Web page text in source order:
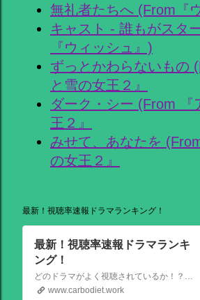
無礼者たちへ (From『
キャスト - 誰もがスタ
『ウィッシュ』)
ずっとかわらないもの
と雪の女王２』
ダーク・シー (From 『
王２』
みせて、あなたを
の女王２』
最新！視聴率速報ドラマランキング！
最新！視聴率速報ドラマランキ
ング！
どのドラマがよく視聴されているか！？視聴率速報ドラマランキングを大公開！相棒強し！日曜劇場強し！
www.carbodiet.work